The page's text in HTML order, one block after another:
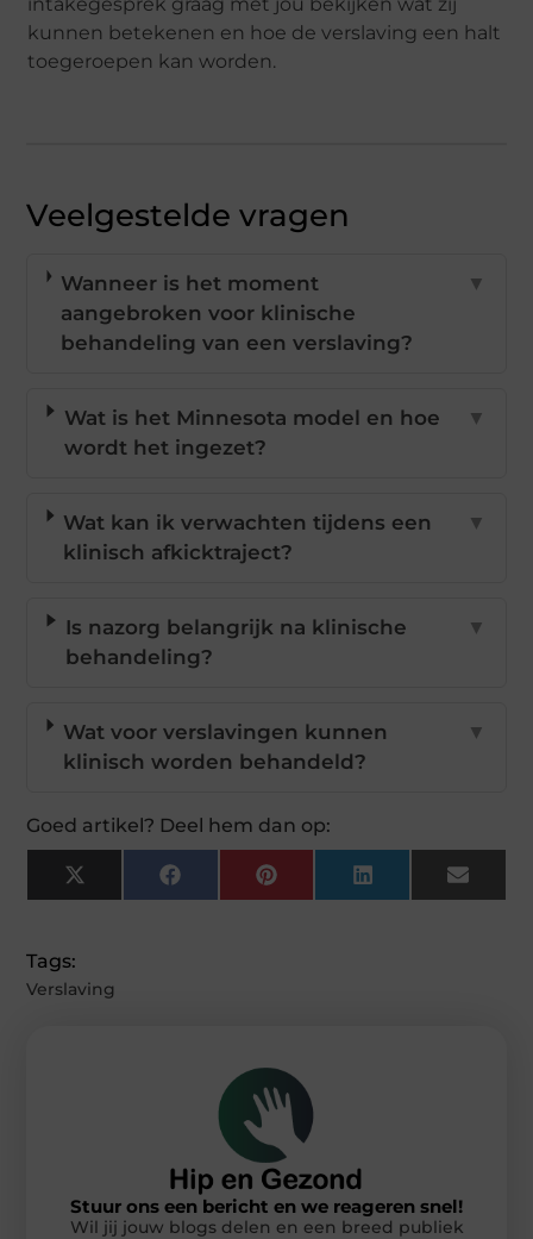
kunnen betekenen en hoe de verslaving een halt
toegeroepen kan worden.
Veelgestelde vragen
Wanneer is het moment
aangebroken voor klinische
behandeling van een verslaving?
▼
Wat is het Minnesota model en hoe
wordt het ingezet?
▼
Wat kan ik verwachten tijdens een
klinisch afkicktraject?
▼
Is nazorg belangrijk na klinische
behandeling?
▼
Wat voor verslavingen kunnen
klinisch worden behandeld?
▼
Goed artikel? Deel hem dan op:
X
(Twitter)
FacebookPinterestLinkedInEmail
Tags:
Verslaving
Stuur ons een bericht en we reageren snel!
Wil jij jouw blogs delen en een breed publiek